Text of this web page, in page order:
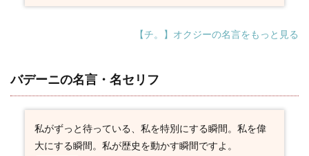
【チ。】オクジーの名言をもっと見る
バデーニの名言・名セリフ
私がずっと待っている、私を特別にする瞬間。私を偉
大にする瞬間。私が歴史を動かす瞬間ですよ。